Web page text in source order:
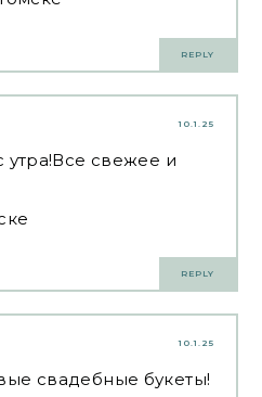
REPLY
10.1.25
утра!Все свежее и
REPLY
10.1.25
свадебные букеты!